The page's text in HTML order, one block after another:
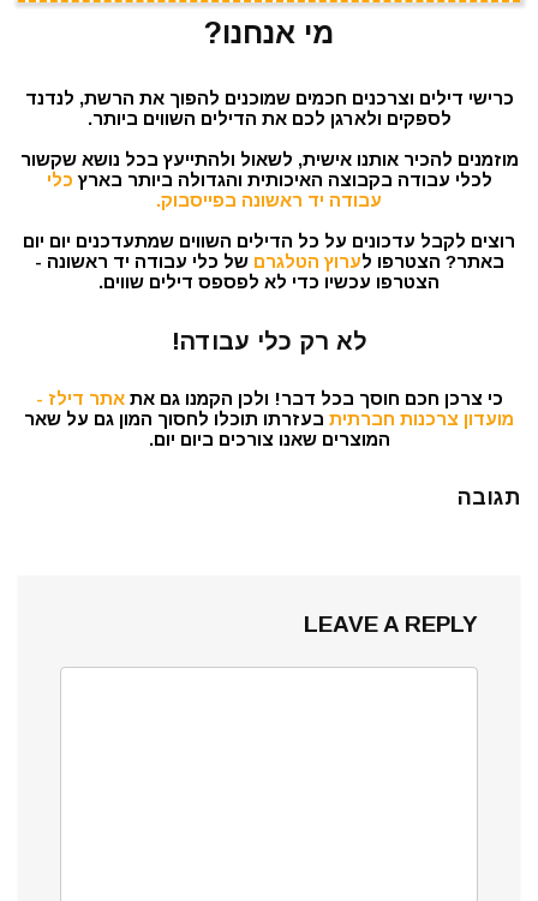
מי אנחנו?
כרישי דילים וצרכנים חכמים שמוכנים להפוך את הרשת, לנדנד
לספקים ולארגן לכם את הדילים השווים ביותר.
מוזמנים להכיר אותנו אישית, לשאול ולהתייעץ בכל נושא שקשור
לכלי עבודה בקבוצה האיכותית והגדולה ביותר בארץ כלי
עבודה יד ראשונה בפייסבוק.
רוצים לקבל עדכונים על כל הדילים השווים שמתעדכנים יום יום
באתר? הצטרפו לערוץ הטלגרם של כלי עבודה יד ראשונה -
הצטרפו עכשיו כדי לא לפספס דילים שווים.
לא רק כלי עבודה!
כי צרכן חכם חוסך בכל דבר! ולכן הקמנו גם אתאתר דילז -
מועדון צרכנות חברתית בעזרתו תוכלו לחסוך המון גם על שאר
המוצרים שאנו צורכים ביום יום.
תגובה
LEAVE A REPLY